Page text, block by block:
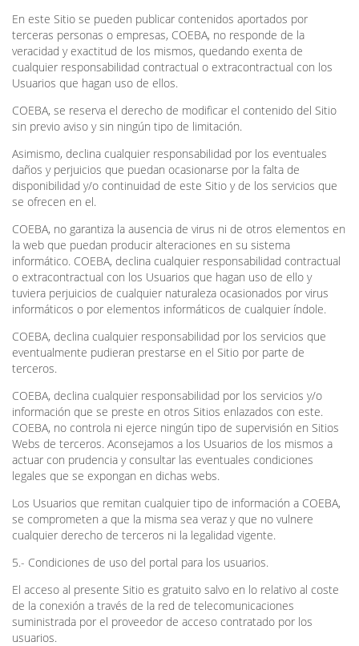
En este Sitio se pueden publicar contenidos aportados por
terceras personas o empresas, COEBA, no responde de la
veracidad y exactitud de los mismos, quedando exenta de
cualquier responsabilidad contractual o extracontractual con los
Usuarios que hagan uso de ellos.
COEBA, se reserva el derecho de modificar el contenido del Sitio
sin previo aviso y sin ningún tipo de limitación.
Asimismo, declina cualquier responsabilidad por los eventuales
daños y perjuicios que puedan ocasionarse por la falta de
disponibilidad y/o continuidad de este Sitio y de los servicios que
se ofrecen en el.
COEBA, no garantiza la ausencia de virus ni de otros elementos en
la web que puedan producir alteraciones en su sistema
informático. COEBA, declina cualquier responsabilidad contractual
o extracontractual con los Usuarios que hagan uso de ello y
tuviera perjuicios de cualquier naturaleza ocasionados por virus
informáticos o por elementos informáticos de cualquier índole.
COEBA, declina cualquier responsabilidad por los servicios que
eventualmente pudieran prestarse en el Sitio por parte de
terceros.
COEBA, declina cualquier responsabilidad por los servicios y/o
información que se preste en otros Sitios enlazados con este.
COEBA, no controla ni ejerce ningún tipo de supervisión en Sitios
Webs de terceros. Aconsejamos a los Usuarios de los mismos a
actuar con prudencia y consultar las eventuales condiciones
legales que se expongan en dichas webs.
Los Usuarios que remitan cualquier tipo de información a COEBA,
se comprometen a que la misma sea veraz y que no vulnere
cualquier derecho de terceros ni la legalidad vigente.
5.- Condiciones de uso del portal para los usuarios.
El acceso al presente Sitio es gratuito salvo en lo relativo al coste
de la conexión a través de la red de telecomunicaciones
suministrada por el proveedor de acceso contratado por los
usuarios.